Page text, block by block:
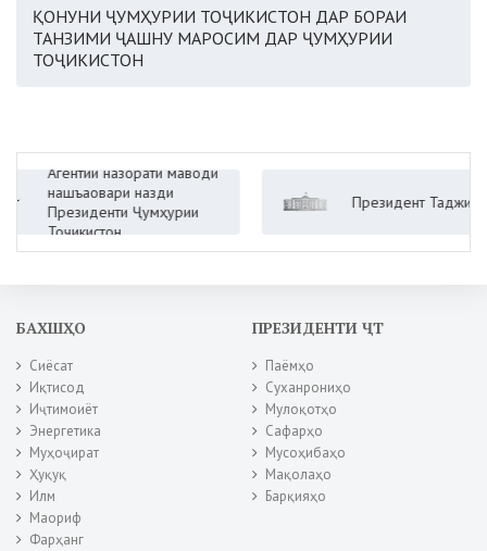
ҚОНУНИ ҶУМҲУРИИ ТОҶИКИСТОН ДАР БОРАИ
ТАНЗИМИ ҶАШНУ МАРОСИМ ДАР ҶУМҲУРИИ
ТОҶИКИСТОН
Агентии назорати маводи
нашъаовари назди
Президенти Ҷумҳурии
Тоҷикистон
Президент Таджикистана
БАХШҲО
Сиёсат
Иқтисод
Иҷтимоиёт
Энергетика
Муҳоҷират
Ҳуқуқ
Илм
Маориф
Фарҳанг
ПРЕЗИДЕНТИ ҶТ
Паёмҳо
Суханрониҳо
Мулоқотҳо
Сафарҳо
Мусоҳибаҳо
Мақолаҳо
Барқияҳо